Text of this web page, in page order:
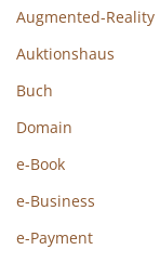
Augmented-Reality
Auktionshaus
Buch
Domain
e-Book
e-Business
e-Payment